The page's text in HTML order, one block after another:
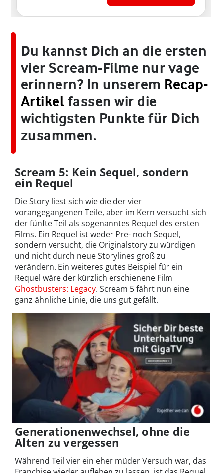
Du kannst Dich an die ersten
vier Scream-Filme nur vage
erinnern? In unserem Recap-
Artikel fassen wir die
wichtigsten Punkte für Dich
zusammen.
Scream 5: Kein Sequel, sondern
ein Requel
Die Story liest sich wie die der vier
vorangegangenen Teile, aber im Kern versucht sich
der fünfte Teil als sogenanntes Requel des ersten
Films. Ein Requel ist weder Pre- noch Sequel,
sondern versucht, die Originalstory zu würdigen
und nicht durch neue Storylines groß zu
verändern. Ein weiteres gutes Beispiel für ein
Requel wäre der kürzlich erschienene Film
Ghostbusters: Legacy. Scream 5 fährt nun eine
ganz ähnliche Linie, die uns gut gefällt.
Generationenwechsel, ohne die
Alten zu vergessen
Während Teil vier ein eher müder Versuch war, das